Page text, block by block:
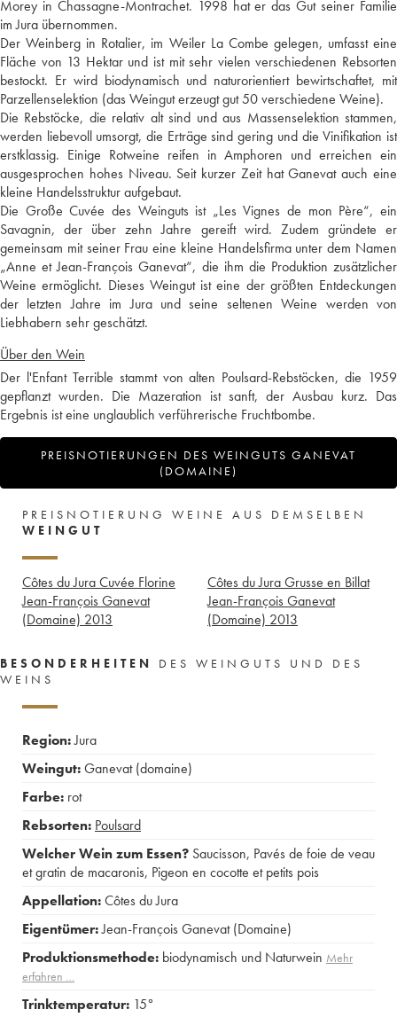
Morey in Chassagne-Montrachet. 1998 hat er das Gut seiner Familie
im Jura übernommen.
Der Weinberg in Rotalier, im Weiler La Combe gelegen, umfasst eine
Fläche von 13 Hektar und ist mit sehr vielen verschiedenen Rebsorten
bestockt. Er wird biodynamisch und naturorientiert bewirtschaftet, mit
Parzellenselektion (das Weingut erzeugt gut 50 verschiedene Weine).
Die Rebstöcke, die relativ alt sind und aus Massenselektion stammen,
werden liebevoll umsorgt, die Erträge sind gering und die Vinifikation ist
erstklassig. Einige Rotweine reifen in Amphoren und erreichen ein
ausgesprochen hohes Niveau. Seit kurzer Zeit hat Ganevat auch eine
kleine Handelsstruktur aufgebaut.
Die Große Cuvée des Weinguts ist „Les Vignes de mon Père“, ein
Savagnin, der über zehn Jahre gereift wird. Zudem gründete er
gemeinsam mit seiner Frau eine kleine Handelsfirma unter dem Namen
„Anne et Jean-François Ganevat“, die ihm die Produktion zusätzlicher
Weine ermöglicht. Dieses Weingut ist eine der größten Entdeckungen
der letzten Jahre im Jura und seine seltenen Weine werden von
Liebhabern sehr geschätzt.
Über den Wein
Der l'Enfant Terrible stammt von alten Poulsard-Rebstöcken, die 1959
gepflanzt wurden. Die Mazeration ist sanft, der Ausbau kurz. Das
Ergebnis ist eine unglaublich verführerische Fruchtbombe.
PREISNOTIERUNGEN DES WEINGUTS GANEVAT
(DOMAINE)
PREISNOTIERUNG WEINE AUS DEMSELBEN
WEINGUT
Côtes du Jura Cuvée Florine
Jean-François Ganevat
(Domaine) 2013
Côtes du Jura Grusse en Billat
Jean-François Ganevat
(Domaine) 2013
BESONDERHEITEN
DES WEINGUTS UND DES
WEINS
Region:Jura
Weingut:Ganevat (domaine)
Farbe: rot
Rebsorten: Poulsard
Welcher Wein zum Essen? Saucisson, Pavés de foie de veau
et gratin de macaronis, Pigeon en cocotte et petits pois
Appellation:Côtes du Jura
Eigentümer:Jean-François Ganevat (Domaine)
Produktionsmethode: biodynamisch und Naturwein Mehr
erfahren …
Trinktemperatur: 15°